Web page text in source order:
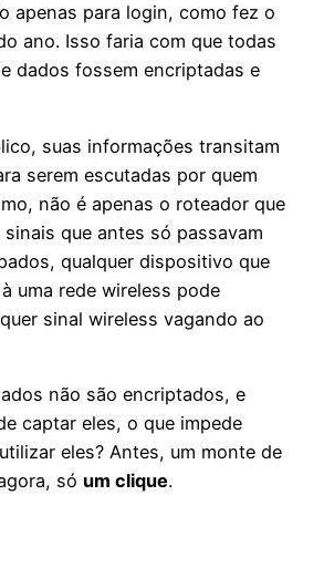
apenas para login, como fez o
ano. Isso faria com que todas
dados fossem encriptadas e
suas informações transitam
serem escutadas por quem
não é apenas o roteador que
que antes só passavam
qualquer dispositivo que
uma rede wireless pode
sinal wireless vagando ao
não são encriptados, e
captar eles, o que impede
eles? Antes, um monte de
só um clique.